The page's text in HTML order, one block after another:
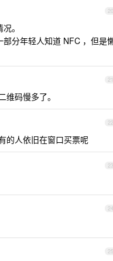
20
。
分年轻人知道 NFC ，但是
21
码慢多了。
22
的人依旧在窗口买票呢
23
24
25